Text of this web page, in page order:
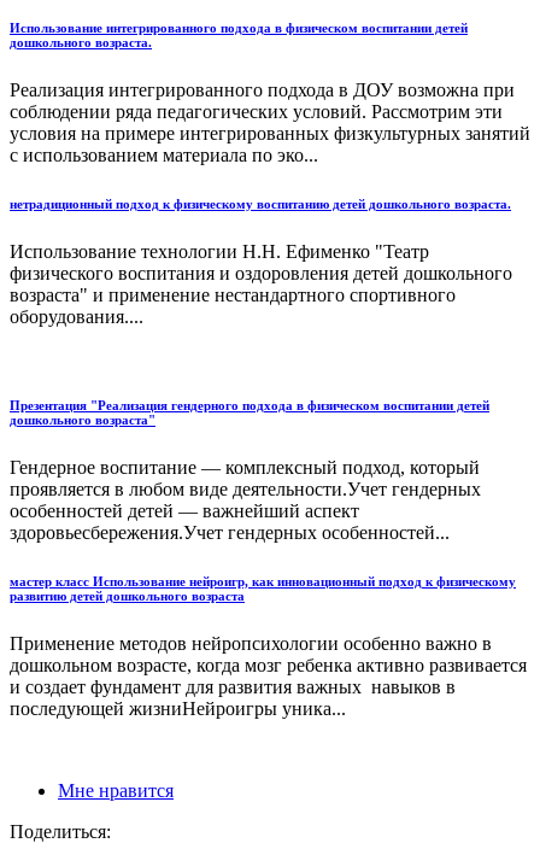
Использование интегрированного подхода в физическом воспитании детей
дошкольного возраста.
Реализация интегрированного подхода в ДОУ возможна при
соблюдении ряда педагогических условий. Рассмотрим эти
условия на примере интегрированных физкультурных занятий
с использованием материала по эко...
нетрадиционный подход к физическому воспитанию детей дошкольного возраста.
Использование технологии Н.Н. Ефименко "Театр
физического воспитания и оздоровления детей дошкольного
возраста" и применение нестандартного спортивного
оборудования....
Презентация "Реализация гендерного подхода в физическом воспитании детей
дошкольного возраста"
Гендерное воспитание — комплексный подход, который
проявляется в любом виде деятельности.Учет гендерных
особенностей детей — важнейший аспект
здоровьесбережения.Учет гендерных особенностей...
мастер класс Использование нейроигр, как инновационный подход к физическому
развитию детей дошкольного возраста
Применение методов нейропсихологии особенно важно в
дошкольном возрасте, когда мозг ребенка активно развивается
и создает фундамент для развития важных навыков в
последующей жизниНейроигры уника...
Мне нравится
Поделиться: